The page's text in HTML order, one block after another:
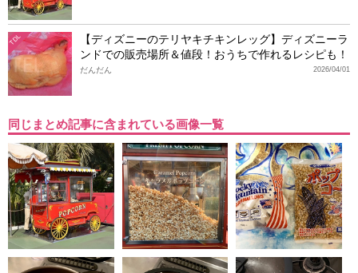
TDL
【ディズニーのテリヤキチキンレッグ】ディズニーラ
ンドでの販売場所＆値段！おうちで作れるレシピも！
2026/04/01
だんだん
同じまとめ記事に含まれている画像一覧